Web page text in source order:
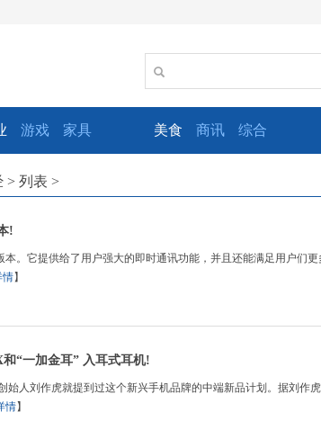
游戏 家具 美食 商讯 综合
> 列表 >
!
。它提供给了用户强大的即时通讯功能，并且还能满足用户们
情】
“一加金耳” 入耳式耳机!
始人刘作虎就提到过这个新兴手机品牌的中端新品计划。据刘作
情】